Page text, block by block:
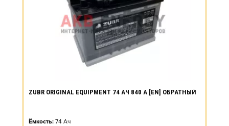
ZUBR ORIGINAL EQUIPMENT 74 АЧ 840 А [EN] ОБРАТНЫЙ
Ёмкость: 74 Ач